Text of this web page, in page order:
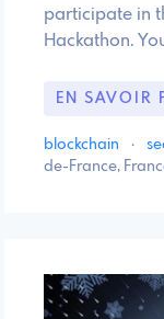
participate in
Hackathon.
EN SAVOIR
blockchain ·
de-France,